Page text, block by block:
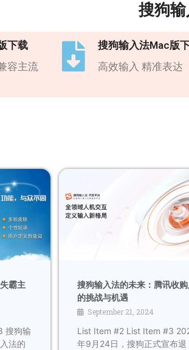
搜狗
下载
容主流
搜狗输入法Mac版
高效输入 精准表达
霸主
搜狗输
法的
搜狗输入法的未来：腾讯收
的挑战与机遇
September 21, 2024
List Item #2 List Item #3
年9月24日，搜狗正式宣布退